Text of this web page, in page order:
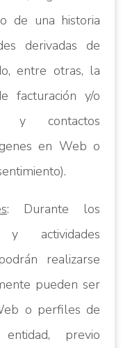
de una historia
derivadas de
entre otras, la
facturación y/o
y contactos
en Web o
: Durante los
y actividades
realizarse
pueden ser
o perfiles de
previo